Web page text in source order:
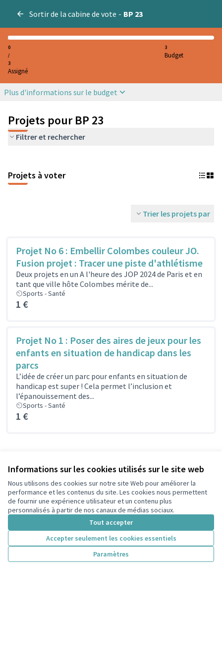
Informations sur les cookies utilisés sur le site web
Nous utilisons des cookies sur notre site Web pour améliorer la
performance et les contenus du site. Les cookies nous permettent
de fournir une expérience utilisateur et un contenu plus
personnalisés à partir de nos canaux de médias sociaux.
Tout accepter
Accepter seulement les cookies essentiels
Paramètres
Sortir de la cabine de vote - BP 23
0
/
3
Assigné
3
Budget
Plus d'informations sur le budget
Projets pour BP 23
Filtrer et rechercher
Projets à voter
Trier les projets par
Projet No 6 : Embellir Colombes couleur JO.
Fusion projet : Tracer une piste d'athlétisme
Deux projets en un A l'heure des JOP 2024 de Paris et en
tant que ville hôte Colombes mérite de...
Sports - Santé
1 €
Projet No 1 : Poser des aires de jeux pour les
enfants en situation de handicap dans les
parcs
L’idée de créer un parc pour enfants en situation de
handicap est super ! Cela permet l’inclusion et
l’épanouissement des...
Sports - Santé
1 €